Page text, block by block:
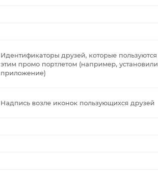
Идентификаторы друзей, которые пользуются
этим промо портлетом (например, установили
приложение)
Надпись возле иконок пользующихся друзей